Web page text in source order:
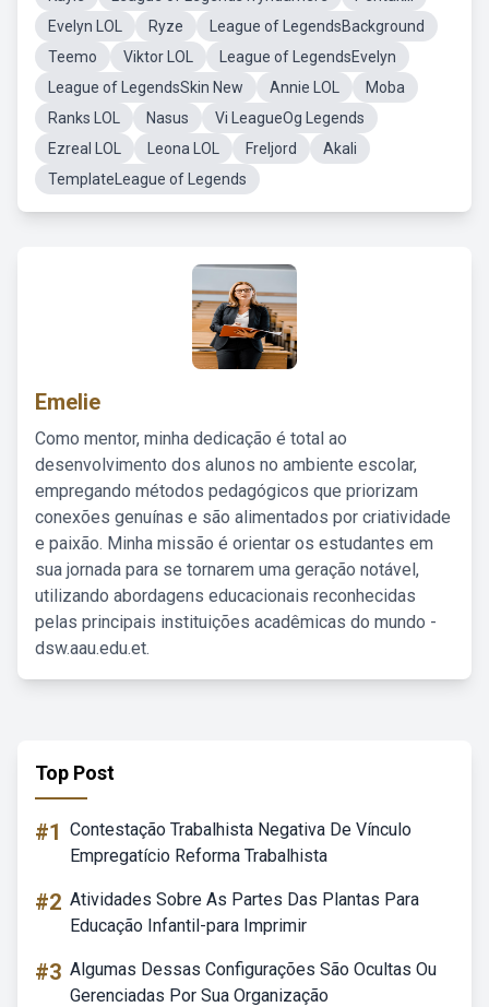
Evelyn LOL
Ryze
League of LegendsBackground
Teemo
Viktor LOL
League of LegendsEvelyn
League of LegendsSkin New
Annie LOL
Moba
Ranks LOL
Nasus
Vi LeagueOg Legends
Ezreal LOL
Leona LOL Freljord
Akali
TemplateLeague of Legends
Emelie
Como mentor, minha dedicação é total ao
desenvolvimento dos alunos no ambiente escolar,
empregando métodos pedagógicos que priorizam
conexões genuínas e são alimentados por criatividade
e paixão. Minha missão é orientar os estudantes em
sua jornada para se tornarem uma geração notável,
utilizando abordagens educacionais reconhecidas
pelas principais instituições acadêmicas do mundo -
dsw.aau.edu.et.
Top Post
#1 Contestação Trabalhista Negativa De Vínculo
Empregatício Reforma Trabalhista
#2 Atividades Sobre As Partes Das Plantas Para
Educação Infantil-para Imprimir
#3 Algumas Dessas Configurações São Ocultas Ou
Gerenciadas Por Sua Organização